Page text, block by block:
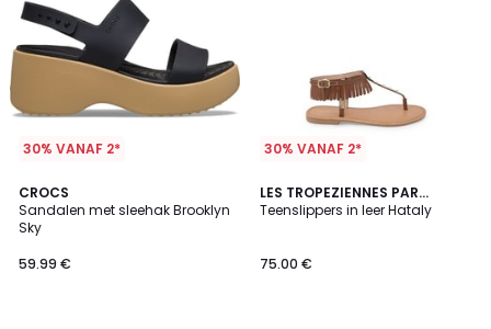
30% VANAF 2*
CROCS
Sandalen met sleehak Brooklyn
Sky
59.99 €
30% VANAF 2*
LES TROPEZIENNES PAR
M.BELARBI
Teenslippers in leer Hataly
75.00 €